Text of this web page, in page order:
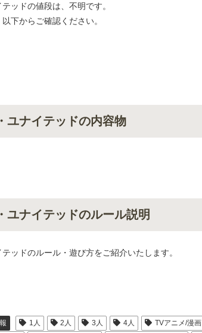
ッドの値段は、不明です。
下からご確認ください。
ユナイテッドの内容物
ユナイテッドのルール説明
ッドのルール・遊び方をご紹介いたします。
1人 2人 3人 4人 TVアニメ/漫画